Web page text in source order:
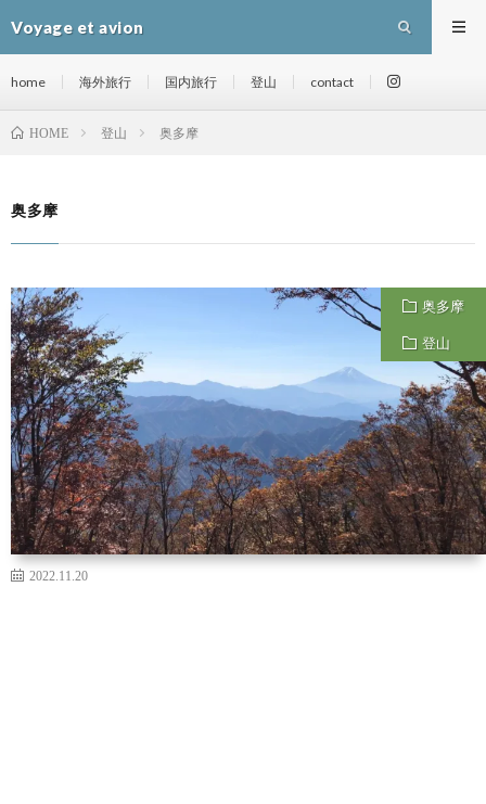
Voyage et avion
home 海外旅行 国内旅行 登山 contact
HOME 登山 奥多摩
奥多摩
奥多摩
登山
2022.11.20